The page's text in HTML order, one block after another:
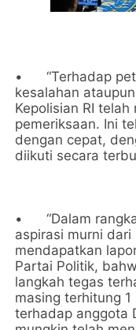
•
“Terhadap
kesalahan
Kepolisian RI
pemeriksaan. Ini
dengan cepat,
diikuti secara
•
“Dalam
aspirasi murni
mendapatkan
Partai Politik,
langkah tegas
masing terhitung
terhadap anggota